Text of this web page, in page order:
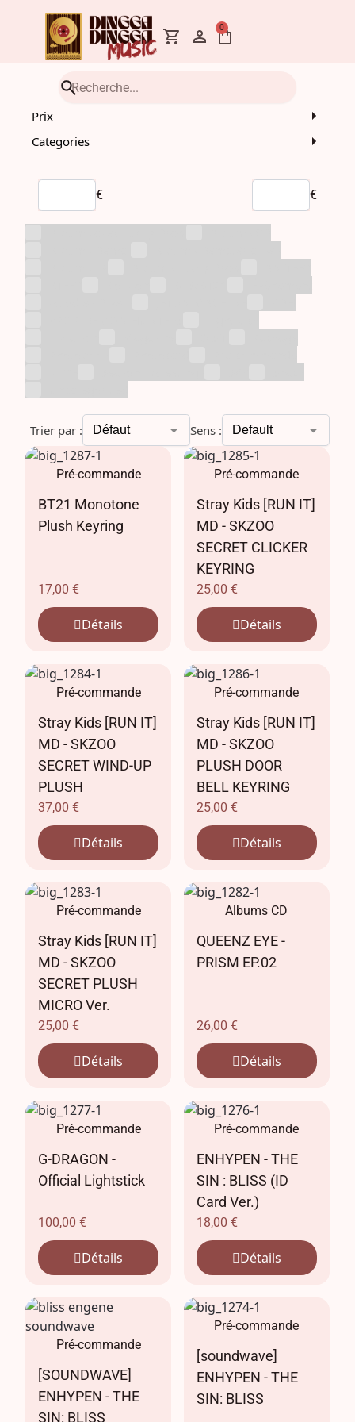
0
Prix
Categories
€ €
Trier par : Sens :
Pré-commande
BT21 Monotone
Plush Keyring
17,00€
Détails
Pré-commande
Stray Kids [RUN IT]
MD - SKZOO
SECRET CLICKER
KEYRING
25,00 €
Détails
Pré-commande
Stray Kids [RUN IT]
MD - SKZOO
SECRET WIND-UP
PLUSH
37,00€
Détails
Pré-commande
Stray Kids [RUN IT]
MD - SKZOO
PLUSH DOOR
BELL KEYRING
25,00 €
Détails
Pré-commande
Stray Kids [RUN IT]
MD - SKZOO
SECRET PLUSH
MICRO Ver.
25,00€
Détails
Albums CD
QUEENZ EYE -
PRISM EP.02
26,00 €
Détails
Pré-commande
G-DRAGON -
Official Lightstick
100,00€
Détails
Pré-commande
ENHYPEN - THE
SIN : BLISS (ID
Card Ver.)
18,00 €
Détails
Pré-commande
[SOUNDWAVE]
ENHYPEN - THE
SIN: BLISS
Pré-commande
[soundwave]
ENHYPEN - THE
SIN: BLISS